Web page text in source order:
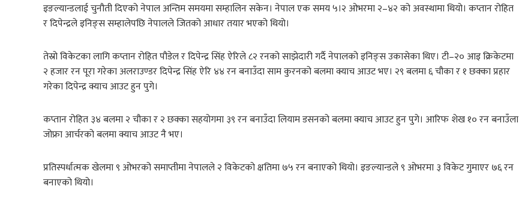
इङल्यान्डलाई चुनौती दिएको नेपाल अन्तिम समयमा सम्हालिन सकेन। नेपाल एक समय ५।२ ओभरमा २–४२ को अवस्थामा थियो। कप्तान रोहित
र दिपेन्द्रले इनिङ्स सम्हालेपछि नेपालले जितको आधार तयार भएको थियो।
तेस्रो विकेटका लागि कप्तान रोहित पौडेल र दिपेन्द्र सिंह ऐरिले ८२ रनको साझेदारी गर्दै नेपालको इनिङ्स उकासेका थिए। टी–२० आइ क्रिकेटमा
२ हजार रन पूरा गरेका अलराउण्डर दिपेन्द्र सिंह ऐरि ४४ रन बनाउँदा साम कुरनको बलमा क्याच आउट भए। २९ बलमा ६ चौका र १ छक्का प्रहार
गरेका दिपेन्द्र क्याच आउट हुन पुगे।
कप्तान रोहित ३४ बलमा २ चौका र २ छक्का सहयोगमा ३९ रन बनाउँदा लियाम डसनको बलमा क्याच आउट हुन पुगे। आरिफ शेख १० रन बनाउँला
जोफ्रा आर्चरको बलमा क्याच आउट नै भए।
प्रतिस्पर्धात्मक खेलमा ९ ओभरको समाप्तीमा नेपालले २ विकेटको क्षतिमा ७५ रन बनाएको थियो। इङल्यान्डले ९ ओभरमा ३ विकेट गुमाएर ७६ रन
बनाएको थियो।